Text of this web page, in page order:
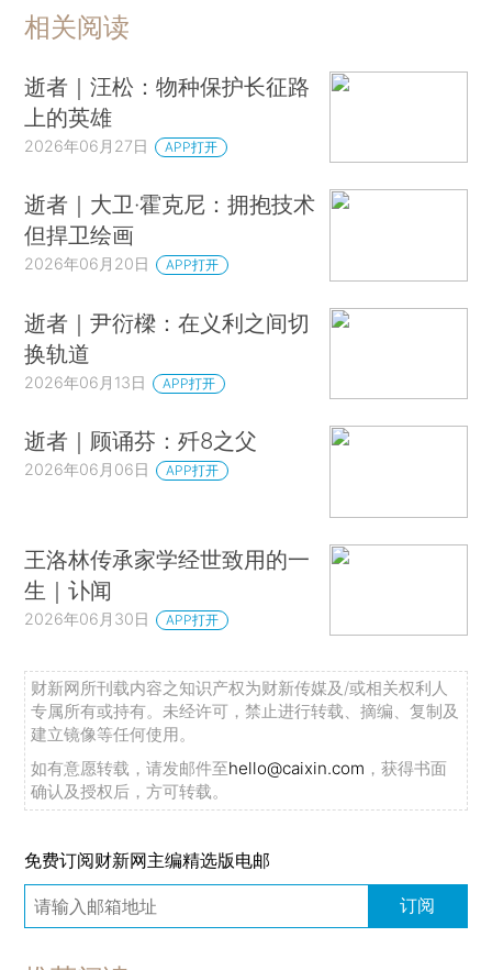
相关阅读
逝者｜汪松：物种保护长征路
上的英雄
2026年06月27日 APP打开
逝者｜大卫·霍克尼：拥抱技术
但捍卫绘画
2026年06月20日 APP打开
逝者｜尹衍樑：在义利之间切
换轨道
2026年06月13日 APP打开
逝者｜顾诵芬：歼8之父
2026年06月06日 APP打开
王洛林传承家学经世致用的一
生｜讣闻
2026年06月30日 APP打开
财新网所刊载内容之知识产权为财新传媒及/或相关权利人
专属所有或持有。未经许可，禁止进行转载、摘编、复制及
建立镜像等任何使用。
如有意愿转载，请发邮件至hello@caixin.com ，获得书面
确认及授权后，方可转载。
免费订阅财新网主编精选版电邮
订阅